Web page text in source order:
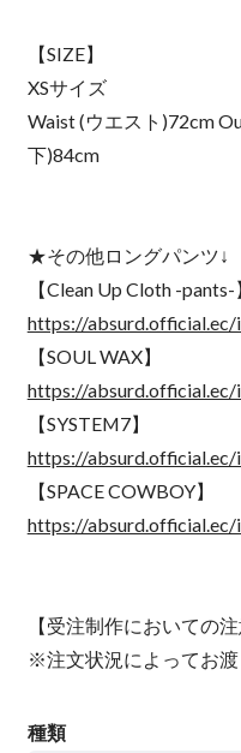
【SIZE】
XSサイズ
Waist (ウエスト)72cm
下)84cm
★その他ロングパンツ↓
【Clean Up Cloth -
https://
【SOUL WAX】
https://
【SYSTEM7】
https://
【SPACE COWBOY】
https://
【受注制作においての注
※注文状況によってお渡
種類